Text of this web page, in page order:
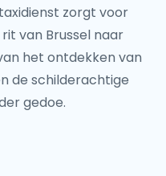
zorgt voor
van Brussel naar
het ontdekken van
de schilderachtige
gedoe.